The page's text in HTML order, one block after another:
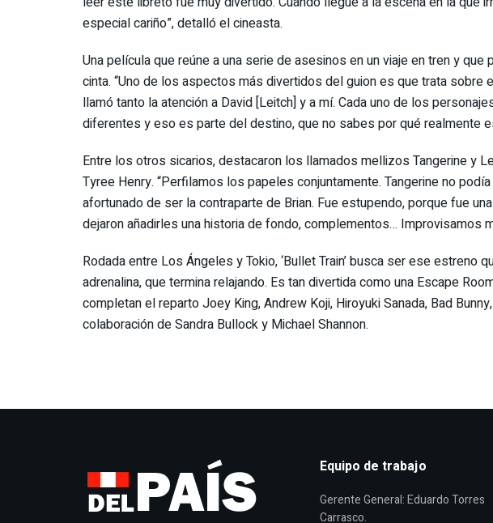
especial cariño”, detalló el cineasta.
Una película que reúne a una serie de asesinos en un viaje en tren y
cinta. “Uno de los aspectos más divertidos del guion es que trata
llamó tanto la atención a David [Leitch] y a mí. Cada uno de los
diferentes y eso es parte del destino, que no sabes por qué realmente
Entre los otros sicarios, destacaron los llamados mellizos Tangerine y
Tyree Henry. “Perfilamos los papeles conjuntamente. Tangerine no
afortunado de ser la contraparte de Brian. Fue estupendo, porque fue
dejaron añadirles una historia de fondo, complementos… Improvisamos
Rodada entre Los Ángeles y Tokio, ‘Bullet Train’ busca ser ese estreno
adrenalina, que termina relajando. Es tan divertida como una Escape
completan el reparto Joey King, Andrew Koji, Hiroyuki Sanada, Bad
colaboración de Sandra Bullock y Michael Shannon.
Equipo de trabajo
Gerente General: Eduardo Torres
Carrasco.